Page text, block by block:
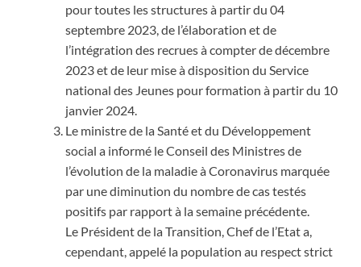
pour toutes les structures à partir du 04
septembre 2023, de l’élaboration et de
l’intégration des recrues à compter de décembre
2023 et de leur mise à disposition du Service
national des Jeunes pour formation à partir du 10
janvier 2024.
Le ministre de la Santé et du Développement
social a informé le Conseil des Ministres de
l’évolution de la maladie à Coronavirus marquée
par une diminution du nombre de cas testés
positifs par rapport à la semaine précédente.
Le Président de la Transition, Chef de l’Etat a,
cependant, appelé la population au respect strict